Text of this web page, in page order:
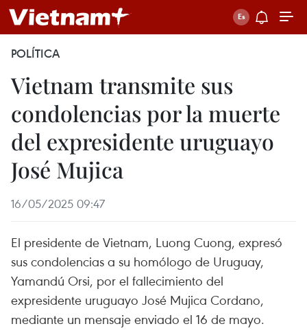
POLÍTICA
Vietnam transmite sus
condolencias por la muerte
del expresidente uruguayo
José Mujica
16/05/2025 09:47
El presidente de Vietnam, Luong Cuong, expresó
sus condolencias a su homólogo de Uruguay,
Yamandú Orsi, por el fallecimiento del
expresidente uruguayo José Mujica Cordano,
mediante un mensaje enviado el 16 de mayo.